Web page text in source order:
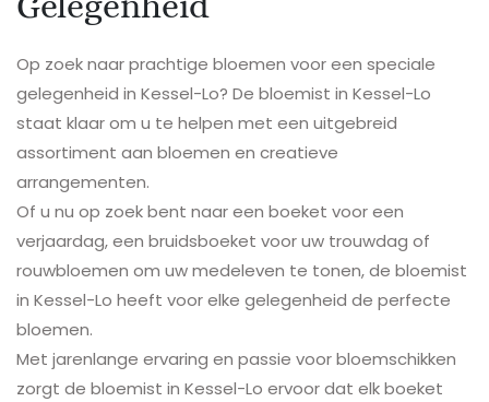
Op zoek naar prachtige bloemen voor een speciale
gelegenheid in Kessel-Lo? De bloemist in Kessel-Lo
staat klaar om u te helpen met een uitgebreid
assortiment aan bloemen en creatieve
arrangementen.
Of u nu op zoek bent naar een boeket voor een
verjaardag, een bruidsboeket voor uw trouwdag of
rouwbloemen om uw medeleven te tonen, de bloemist
in Kessel-Lo heeft voor elke gelegenheid de perfecte
bloemen.
Met jarenlange ervaring en passie voor bloemschikken
zorgt de bloemist in Kessel-Lo ervoor dat elk boeket